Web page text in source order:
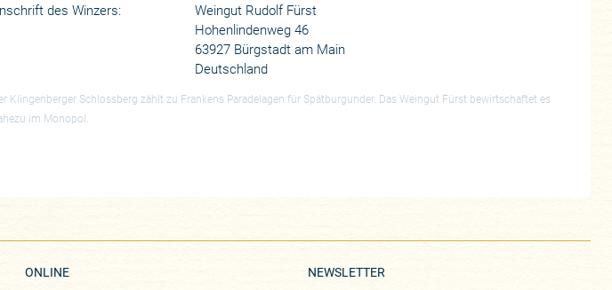
des Winzers:
Weingut Rudolf Fürst
Hohenlindenweg 46
63927 Bürgstadt am Main
Deutschland
Klingenberger Schlossberg zählt zu Frankens Paradelagen für Spätburgunder. Das Weingut Fürst bewirtschaftet es
im Monopol.
ONLINE NEWSLETTER